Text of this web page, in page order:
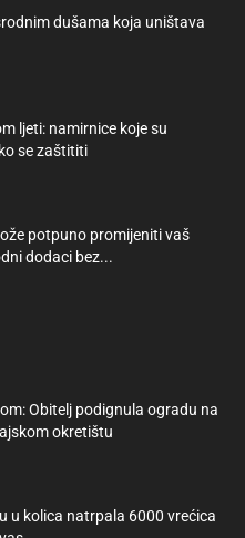
dušama koja uništava
ljeti: namirnice koje su
se zaštititi
potpuno promijeniti vaš
dodaci bez...
Obitelj podignula ogradu na
okretištu
u kolica natrpala 6000 vrećica